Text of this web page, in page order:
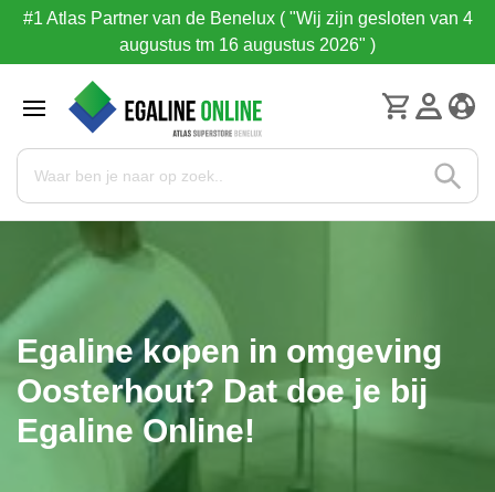
#1 Atlas Partner van de Benelux ( "Wij zijn gesloten van 4
augustus tm 16 augustus 2026" )
Egaline kopen in omgeving
Oosterhout? Dat doe je bij
Egaline Online!